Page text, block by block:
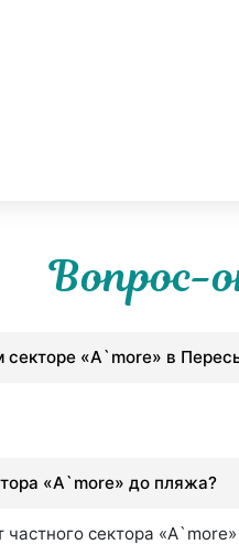
Вопрос-
секторе «A`more» в
«A`more» до пляжа?
частного сектора